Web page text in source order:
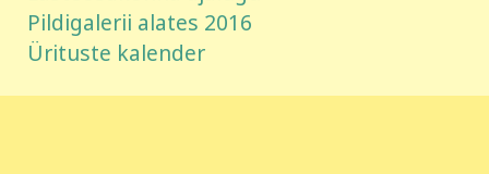
Pildigalerii alates 2016
Ürituste kalender